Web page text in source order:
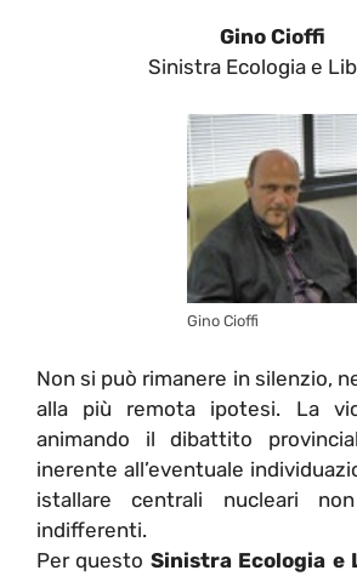
Gino Cioffi
Sinistra Ecologia e
Gino Cioffi
Non si può rimanere in silenzio,
alla più remota ipotesi. La
animando il dibattito
inerente all’eventuale
istallare centrali nucleari
indifferenti.
Per questo Sinistra Ecologia e